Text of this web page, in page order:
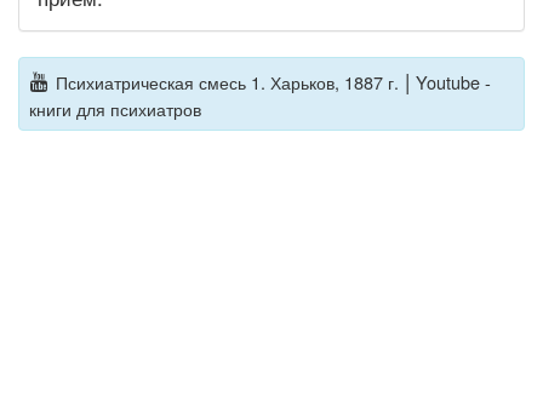
Психиатрическая смесь 1. Харьков, 1887 г. | Youtube -
книги для психиатров